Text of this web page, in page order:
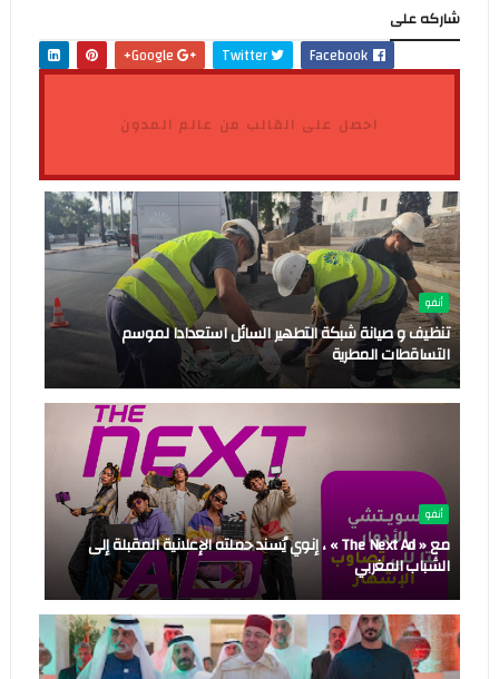
شاركه على
Facebook
Twitter
احصل على القالب من عالم المدون
أنفو
تنظيف و صيانة شبكة التطهير السائل استعدادا لموسم
التساقطات المطرية
أنفو
مع « The Next Ad » ، إنوي يُسند حملته الإعلانية المقبلة إلى
الشباب المغربي